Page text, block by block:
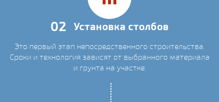
02 Установка столбов
Это первый этап непосредственного строительства.
Сроки и технология зависят от выбранного материала
и грунта на участке.